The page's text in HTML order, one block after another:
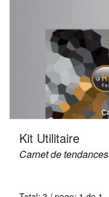
Kit Utilitaire
Carnet de tendances